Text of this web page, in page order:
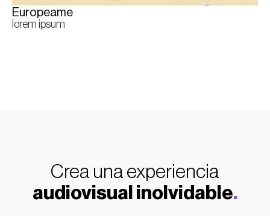
Europeame
lorem ipsum
Crea una experiencia
audiovisual inolvidable.